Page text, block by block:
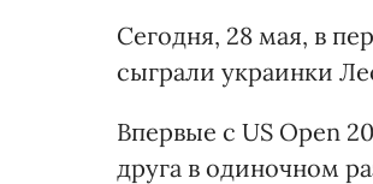
Сегодня, 28 мая, в
сыграли украинки
Впервые с US Open
друга в одиночном